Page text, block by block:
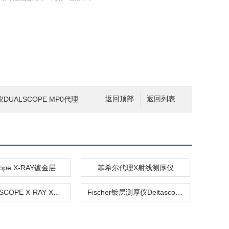
返回列表
返回顶部
DUALSCOPE MP0代理
菲希尔代理X射线测厚仪